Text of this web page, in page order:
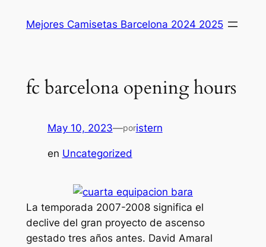
Mejores Camisetas Barcelona 2024 2025
fc barcelona opening hours
May 10, 2023—poristern
en Uncategorized
La temporada 2007-2008 significa el
declive del gran proyecto de ascenso
gestado tres años antes. David Amaral